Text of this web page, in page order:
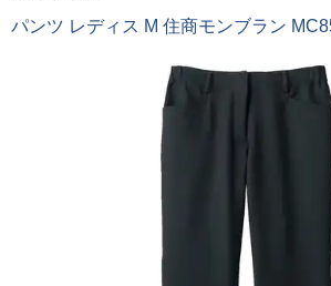
パンツ レディス M 住商モンブラン